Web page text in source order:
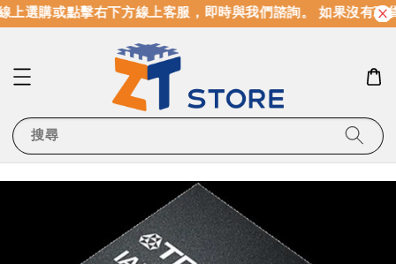
選購或點擊右下方線上客服，即時與我們諮詢。 如果沒有現
搜尋